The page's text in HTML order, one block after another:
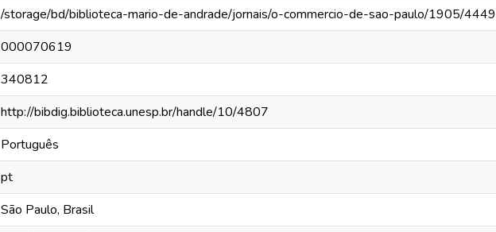
/storage/bd/biblioteca-mario-de-andrade/jornais/o-commercio-de-sao-paulo/1905/4449
000070619
340812
http://bibdig.biblioteca.unesp.br/handle/10/4807
Português
pt
São Paulo, Brasil